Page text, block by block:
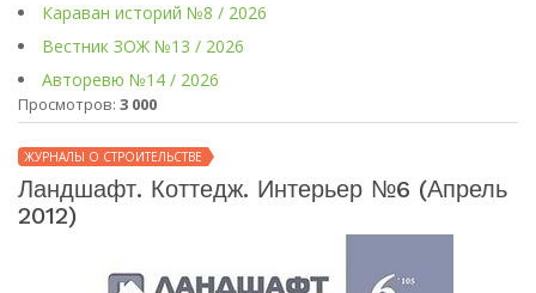
Караван историй №8 / 2026
Вестник ЗОЖ №13 / 2026
Авторевю №14 / 2026
Просмотров: 3 000
ЖУРНАЛЫ О СТРОИТЕЛЬСТВЕ
Ландшафт. Коттедж. Интерьер №6 (апрель
2012)